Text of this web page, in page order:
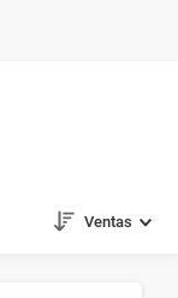
Ventas